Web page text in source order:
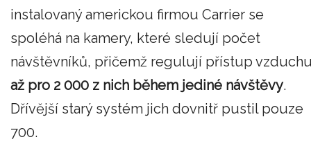
instalovaný americkou firmou Carrier se
spoléhá na kamery, které sledují počet
návštěvníků, přičemž regulují přístup
až pro 2 000 z nich během jediné návštěvy.
Dřívější starý systém jich dovnitř pustil pouze
700.